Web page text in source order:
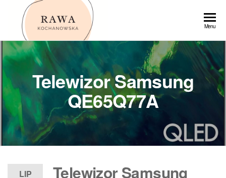
Przejdź
Menu
Telewizor Samsung
QE65Q77A
LIP Telewizor Samsung